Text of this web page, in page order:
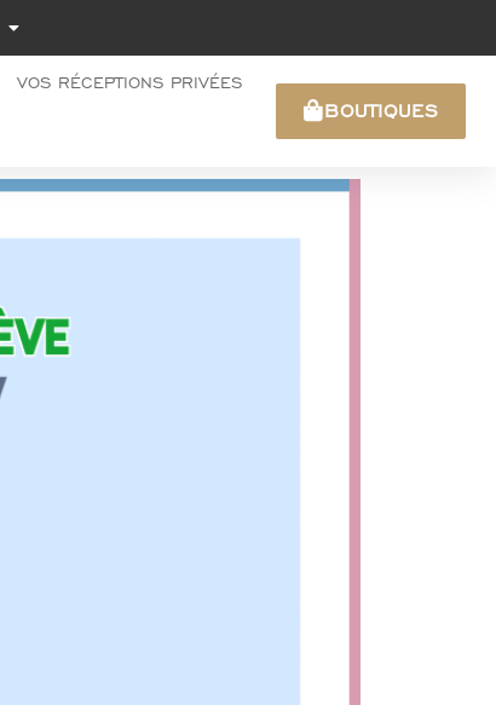
VOS RÉCEPTIONS PRIVÉES
BOUTIQUES